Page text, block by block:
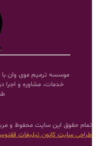
خدمات، مشاوره و اجرا
تمام حقوق این سایت محفوظ و
طراحی سایتکانون تبلیغات